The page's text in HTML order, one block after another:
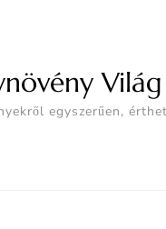
Világ
egyszerűen,